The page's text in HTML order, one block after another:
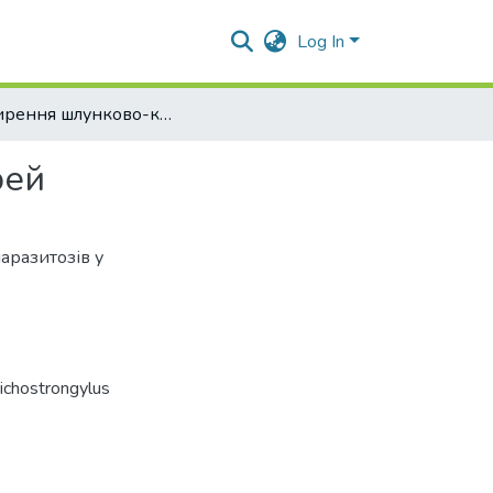
Log In
Поширення шлунково-кишкових паразитозів у курей
у